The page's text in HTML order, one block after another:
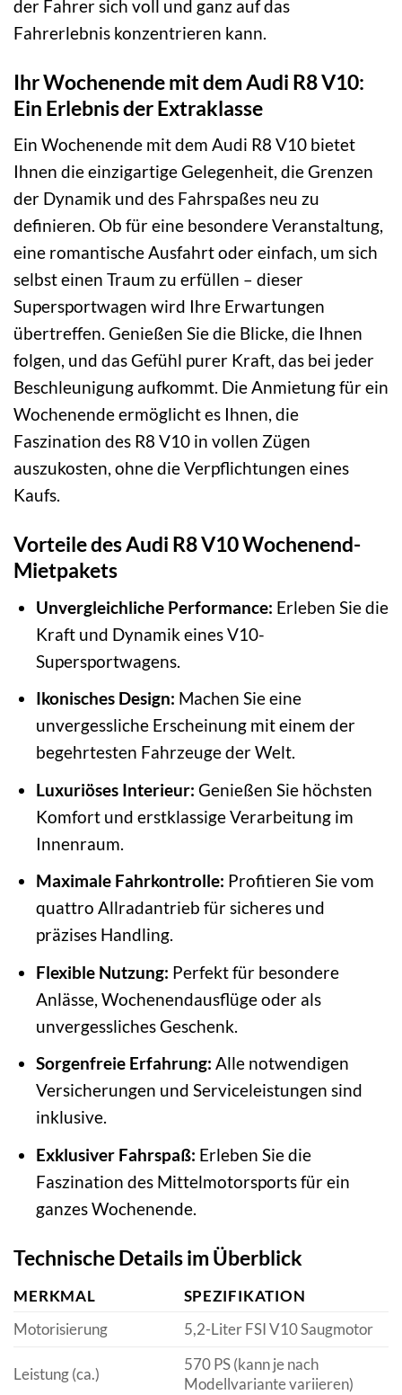
der Fahrer sich voll und ganz auf das
Fahrerlebnis konzentrieren kann.
Ihr Wochenende mit dem Audi R8 V10:
Ein Erlebnis der Extraklasse
Ein Wochenende mit dem Audi R8 V10 bietet
Ihnen die einzigartige Gelegenheit, die Grenzen
der Dynamik und des Fahrspaßes neu zu
definieren. Ob für eine besondere Veranstaltung,
eine romantische Ausfahrt oder einfach, um sich
selbst einen Traum zu erfüllen – dieser
Supersportwagen wird Ihre Erwartungen
übertreffen. Genießen Sie die Blicke, die Ihnen
folgen, und das Gefühl purer Kraft, das bei jeder
Beschleunigung aufkommt. Die Anmietung für ein
Wochenende ermöglicht es Ihnen, die
Faszination des R8 V10 in vollen Zügen
auszukosten, ohne die Verpflichtungen eines
Kaufs.
Vorteile des Audi R8 V10 Wochenend-
Mietpakets
Unvergleichliche Performance: Erleben Sie die
Kraft und Dynamik eines V10-
Supersportwagens.
Ikonisches Design: Machen Sie eine
unvergessliche Erscheinung mit einem der
begehrtesten Fahrzeuge der Welt.
Luxuriöses Interieur: Genießen Sie höchsten
Komfort und erstklassige Verarbeitung im
Innenraum.
Maximale Fahrkontrolle: Profitieren Sie vom
quattro Allradantrieb für sicheres und
präzises Handling.
Flexible Nutzung: Perfekt für besondere
Anlässe, Wochenendausflüge oder als
unvergessliches Geschenk.
Sorgenfreie Erfahrung: Alle notwendigen
Versicherungen und Serviceleistungen sind
inklusive.
Exklusiver Fahrspaß: Erleben Sie die
Faszination des Mittelmotorsports für ein
ganzes Wochenende.
Technische Details im Überblick
MERKMAL
SPEZIFIKATION
Motorisierung
5,2-Liter FSI V10 Saugmotor
Leistung (ca.)
570 PS (kann je nach
Modellvariante variieren)